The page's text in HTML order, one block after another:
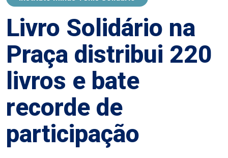
Livro Solidário na
Praça distribui 220
livros e bate
recorde de
participação